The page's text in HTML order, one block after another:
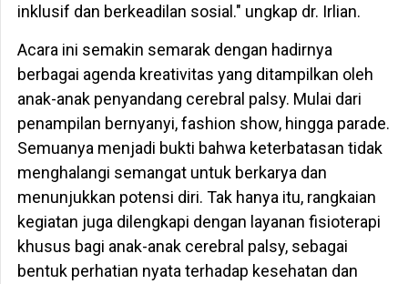
inklusif dan berkeadilan sosial." ungkap dr. Irlian.
Acara ini semakin semarak dengan hadirnya
berbagai agenda kreativitas yang ditampilkan oleh
anak-anak penyandang cerebral palsy. Mulai dari
penampilan bernyanyi, fashion show, hingga parade.
Semuanya menjadi bukti bahwa keterbatasan tidak
menghalangi semangat untuk berkarya dan
menunjukkan potensi diri. Tak hanya itu, rangkaian
kegiatan juga dilengkapi dengan layanan fisioterapi
khusus bagi anak-anak cerebral palsy, sebagai
bentuk perhatian nyata terhadap kesehatan dan